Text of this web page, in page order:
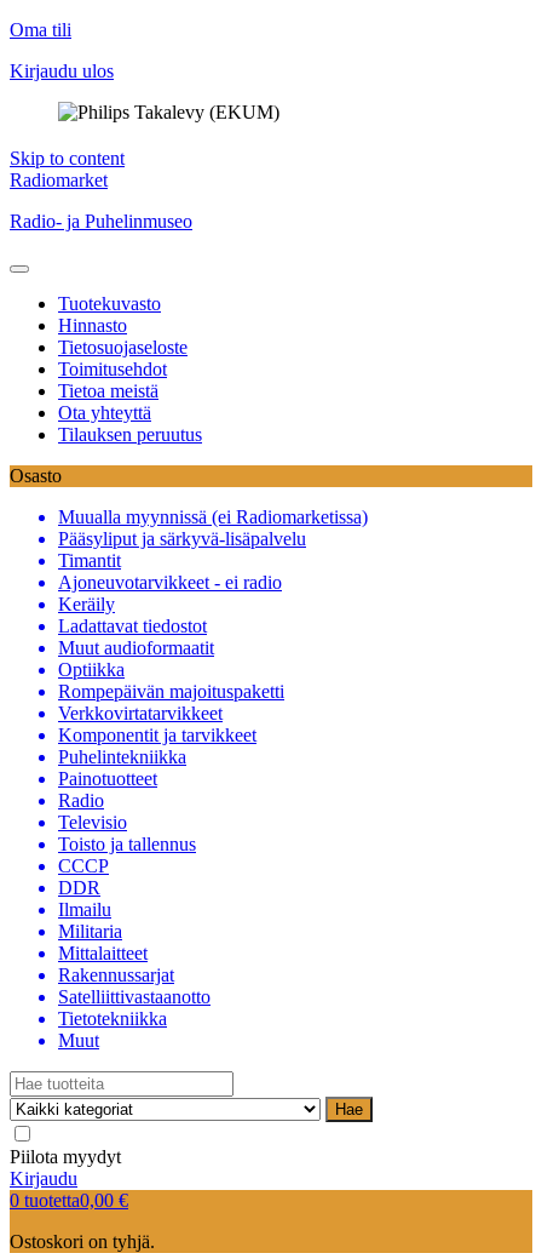
Oma tili
Kirjaudu ulos
Skip to content
Radiomarket
Radio- ja Puhelinmuseo
Tuotekuvasto
Hinnasto
Tietosuojaseloste
Toimitusehdot
Tietoa meistä
Ota yhteyttä
Tilauksen peruutus
Osasto
Muualla myynnissä (ei Radiomarketissa)
Pääsyliput ja särkyvä-lisäpalvelu
Timantit
Ajoneuvotarvikkeet - ei radio
Keräily
Ladattavat tiedostot
Muut audioformaatit
Optiikka
Rompepäivän majoituspaketti
Verkkovirtatarvikkeet
Komponentit ja tarvikkeet
Puhelintekniikka
Painotuotteet
Radio
Televisio
Toisto ja tallennus
CCCP
DDR
Ilmailu
Militaria
Mittalaitteet
Rakennussarjat
Satelliittivastaanotto
Tietotekniikka
Muut
Hae
Piilota myydyt
Kirjaudu
0 tuotetta0,00 €
Ostoskori on tyhjä.